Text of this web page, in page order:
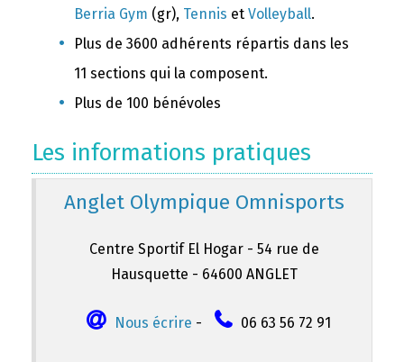
Berria Gym (gr), Tennis et Volleyball.
Plus de 3600 adhérents répartis dans les
11 sections qui la composent.
Plus de 100 bénévoles
Les informations pratiques
Anglet Olympique Omnisports
Centre Sportif El Hogar - 54 rue de
Hausquette - 64600 ANGLET
Nous écrire - 06 63 56 72 91